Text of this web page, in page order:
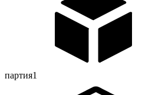
партия1